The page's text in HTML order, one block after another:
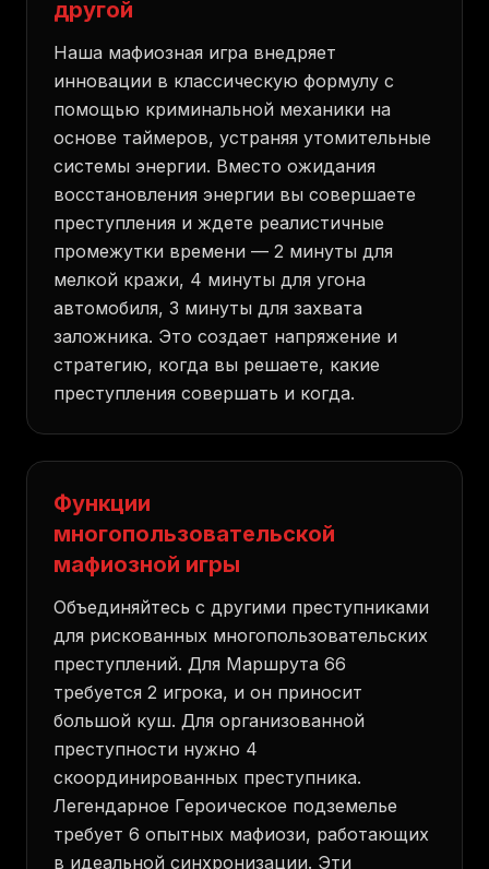
другой
Наша мафиозная игра внедряет
инновации в классическую формулу с
помощью криминальной механики на
основе таймеров, устраняя утомительные
системы энергии. Вместо ожидания
восстановления энергии вы совершаете
преступления и ждете реалистичные
промежутки времени — 2 минуты для
мелкой кражи, 4 минуты для угона
автомобиля, 3 минуты для захвата
заложника. Это создает напряжение и
стратегию, когда вы решаете, какие
преступления совершать и когда.
Функции
многопользовательской
мафиозной игры
Объединяйтесь с другими преступниками
для рискованных многопользовательских
преступлений. Для Маршрута 66
требуется 2 игрока, и он приносит
большой куш. Для организованной
преступности нужно 4
скоординированных преступника.
Легендарное Героическое подземелье
требует 6 опытных мафиози, работающих
в идеальной синхронизации. Эти